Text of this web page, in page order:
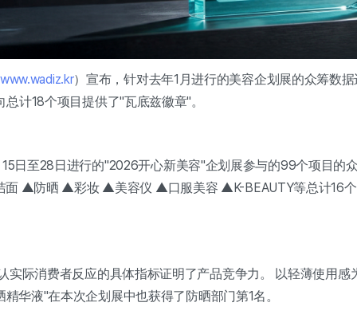
www.wadiz.kr）宣布，针对去年1月进行的美容企划展的众筹数
计18个项目提供了"瓦底兹徽章"。
日至28日进行的"2026开心新美容"企划展参与的99个项目的
面 ▲防晒 ▲彩妆 ▲美容仪 ▲口服美容 ▲K-BEAUTY等总计16个
实际消费者反应的具体指标证明了产品竞争力。 以轻薄使用感
华液"在本次企划展中也获得了防晒部门第1名。